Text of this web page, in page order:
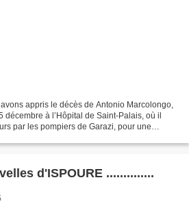
appris le décès de Antonio Marcolongo,
décembre à l’Hôpital de Saint-Palais, où il
par les pompiers de Garazi, pour une
d'ISPOURE ..............